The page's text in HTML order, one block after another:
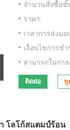
จำนวนสั่งซื้อขั้
ราคา:
เวลาการส่งมอ
เงื่อนไขการชำ
สามารถในกา
ติดต่อ พู
โลโก้สแตมป์ร้อน